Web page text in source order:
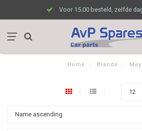
Voor 15.00 besteld, zelfde
Home / Brands /